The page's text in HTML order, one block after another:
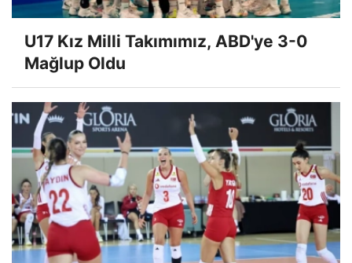
U17 Kız Milli Takımımız, ABD'ye 3-0
Mağlup Oldu